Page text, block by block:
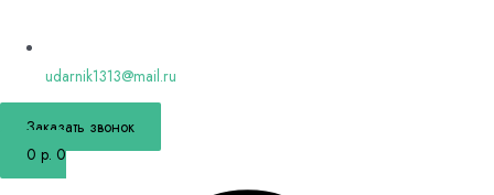
udarnik1313@mail.ru
Заказать звонок
0 р. 0